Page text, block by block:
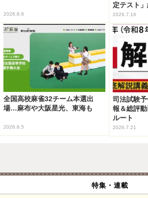
2026.8.6
定テスト
2026.7.16
全国高校麻雀32チーム本選出
場…麻布や大阪星光、東海も
2026.8.5
司法試験
報＆総評
ルート
2026.7.21
特集・連載